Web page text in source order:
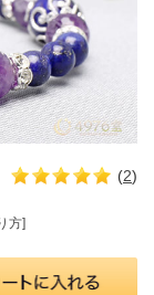
方]
(2)